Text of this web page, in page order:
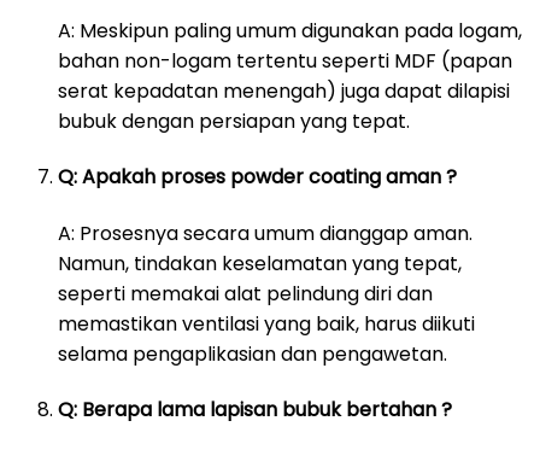
A: Meskipun paling umum digunakan pada logam,
bahan non-logam tertentu seperti MDF (papan
serat kepadatan menengah) juga dapat dilapisi
bubuk dengan persiapan yang tepat.
Q: Apakah proses powder coating aman ?
A: Prosesnya secara umum dianggap aman.
Namun, tindakan keselamatan yang tepat,
seperti memakai alat pelindung diri dan
memastikan ventilasi yang baik, harus diikuti
selama pengaplikasian dan pengawetan.
Q: Berapa lama lapisan bubuk bertahan ?